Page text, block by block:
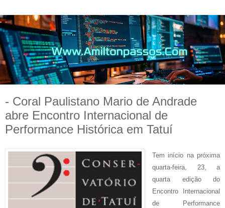
- Coral Paulistano Mario de Andrade
abre Encontro Internacional de
Performance Histórica em Tatuí
Tem início na próxima
quarta-feira, 23, a
quarta edição do
Encontro Internacional
de Performance